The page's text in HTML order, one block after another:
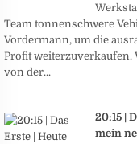
Team tonnenschwere
Vordermann, um die
Profit weiterzuverkaufen.
von der...
20:15 |
mein